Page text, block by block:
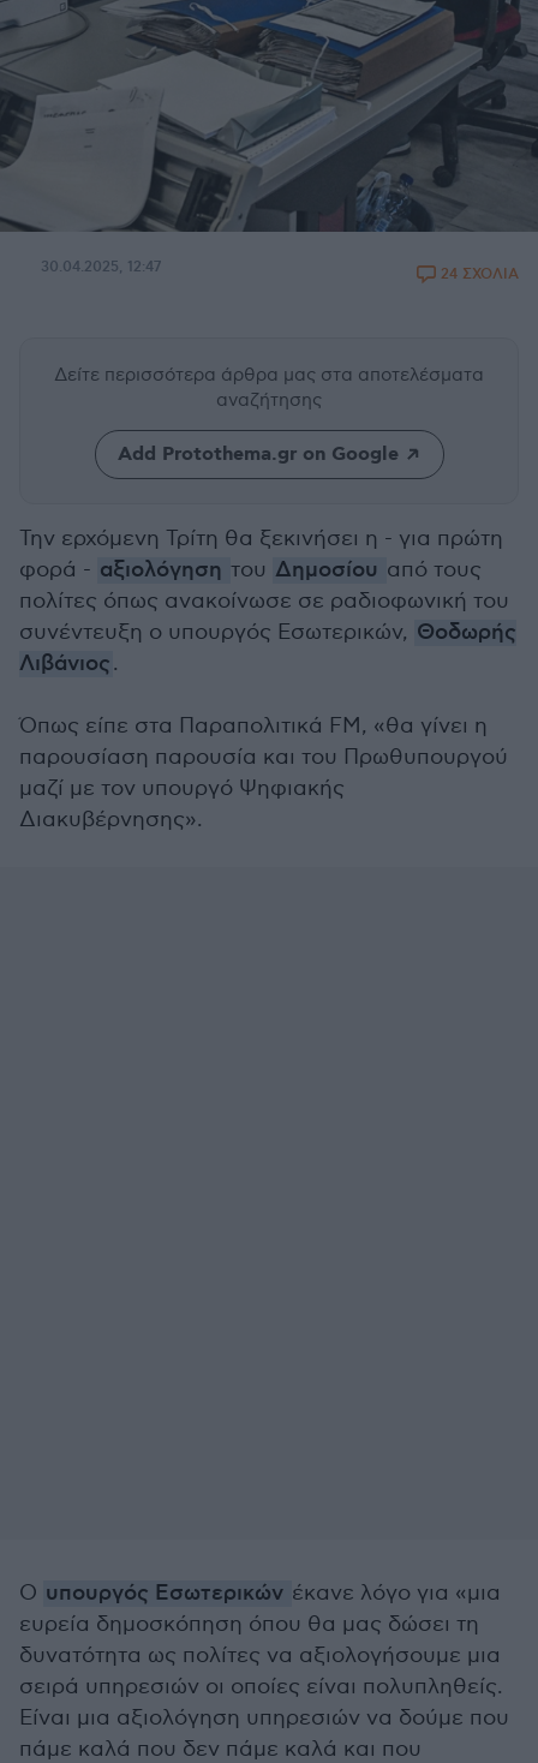
30.04.2025, 12:47 24 ΣΧΟΛΙΑ
Δείτε περισσότερα άρθρα μας στα αποτελέσματα
αναζήτησης
Add Protothema.gr on Google
Την ερχόμενη Τρίτη θα ξεκινήσει η - για πρώτη
φορά - αξιολόγηση του Δημοσίου από τους
πολίτες όπως ανακοίνωσε σε ραδιοφωνική του
συνέντευξη ο υπουργός Εσωτερικών, Θοδωρής
Λιβάνιος.
Όπως είπε στα Παραπολιτικά FM, «θα γίνει η
παρουσίαση παρουσία και του Πρωθυπουργού
μαζί με τον υπουργό Ψηφιακής
Διακυβέρνησης».
Ο υπουργός Εσωτερικών έκανε λόγο για «μια
ευρεία δημοσκόπηση όπου θα μας δώσει τη
δυνατότητα ως πολίτες να αξιολογήσουμε μια
σειρά υπηρεσιών οι οποίες είναι πολυπληθείς.
Είναι μια αξιολόγηση υπηρεσιών να δούμε που
πάμε καλά που δεν πάμε καλά και που